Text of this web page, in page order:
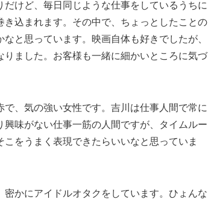
けど、毎日同じような仕事をしているうちに
込まれます。その中で、ちょっとしたことの
と思っています。映画自体も好きでしたが、
ました。お客様も一緒に細かいところに気づ
、気の強い女性です。吉川は仕事人間で常に
味がない仕事一筋の人間ですが、タイムルー
をうまく表現できたらいいなと思っていま
かにアイドルオタクをしています。ひょんな